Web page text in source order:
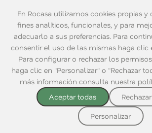
En Rocasa utilizamos cookies propias y
fines analíticos, funcionales, y para
adecuarlo a sus preferencias. Para
consentir el uso de las mismas haga clic
Para configurar o rechazar los
haga clic en "Personalizar" o "Rechazar
más información consulta nuestra
Aceptar todas
Personalizar
Home|Decoración |Accesorios para ti